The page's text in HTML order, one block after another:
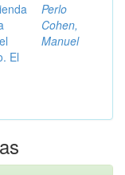
El
Perlo
Cohen,
Manuel